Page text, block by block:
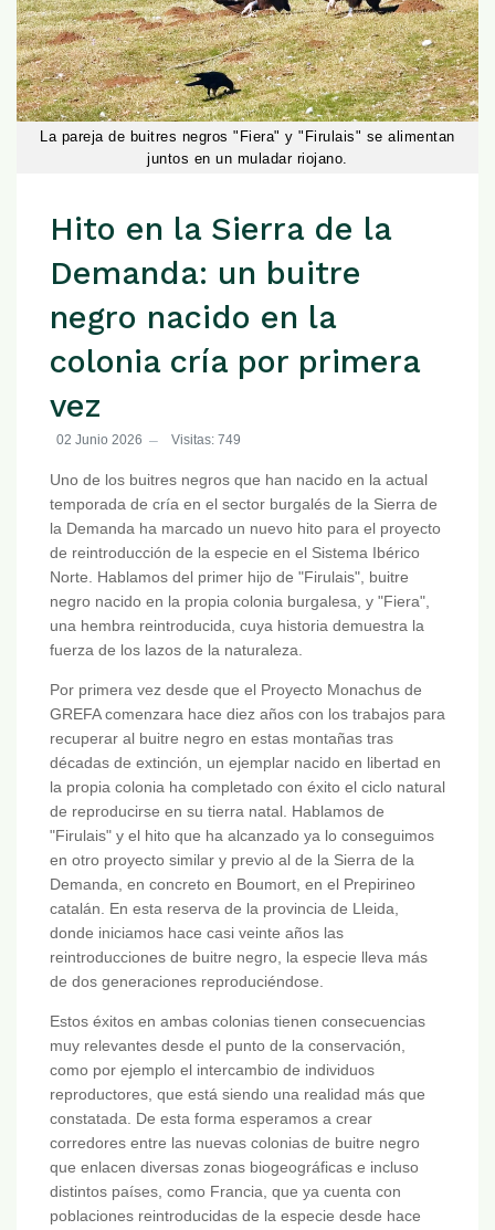
La pareja de buitres negros "Fiera" y "Firulais" se alimentan
juntos en un muladar riojano.
Hito en la Sierra de la
Demanda: un buitre
negro nacido en la
colonia cría por primera
vez
02 Junio 2026 Visitas: 749
Uno de los buitres negros que han nacido en la actual
temporada de cría en el sector burgalés de la Sierra de
la Demanda ha marcado un nuevo hito para el proyecto
de reintroducción de la especie en el Sistema Ibérico
Norte. Hablamos del primer hijo de "Firulais", buitre
negro nacido en la propia colonia burgalesa, y "Fiera",
una hembra reintroducida, cuya historia demuestra la
fuerza de los lazos de la naturaleza.
Por primera vez desde que el Proyecto Monachus de
GREFA comenzara hace diez años con los trabajos para
recuperar al buitre negro en estas montañas tras
décadas de extinción, un ejemplar nacido en libertad en
la propia colonia ha completado con éxito el ciclo natural
de reproducirse en su tierra natal. Hablamos de
"Firulais" y el hito que ha alcanzado ya lo conseguimos
en otro proyecto similar y previo al de la Sierra de la
Demanda, en concreto en Boumort, en el Prepirineo
catalán. En esta reserva de la provincia de Lleida,
donde iniciamos hace casi veinte años las
reintroducciones de buitre negro, la especie lleva más
de dos generaciones reproduciéndose.
Estos éxitos en ambas colonias tienen consecuencias
muy relevantes desde el punto de la conservación,
como por ejemplo el intercambio de individuos
reproductores, que está siendo una realidad más que
constatada. De esta forma esperamos a crear
corredores entre las nuevas colonias de buitre negro
que enlacen diversas zonas biogeográficas e incluso
distintos países, como Francia, que ya cuenta con
poblaciones reintroducidas de la especie desde hace